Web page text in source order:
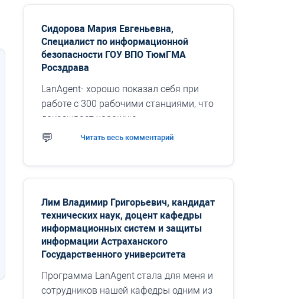
Сидорова Мария Евгеньевна,
Специалист по информационной
безопасности ГОУ ВПО ТюмГМА
Росздрава
LanAgent- хорошо показал себя при
работе с 300 рабочими станциями, что
доказывает хорошую
масштабируемость этого
стоит отметить специальные
возможности...
Читать весь комментарий
Лим Владимир Григорьевич, кандидат
технических наук, доцент кафедры
информационных систем и защиты
информации Астраханского
Государственного университета
Программа LanAgent стала для меня и
сотрудников нашей кафедры одним из